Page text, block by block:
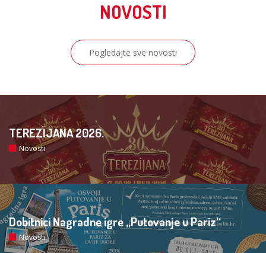
NOVOSTI
Pogledajte sve novosti
TEREZIJANA 2026.
Novosti
Dobitnici Nagradne igre „Putovanje u Pariz“
Novosti